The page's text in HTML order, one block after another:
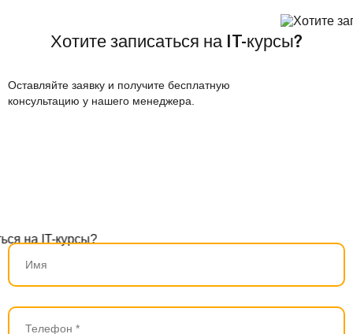
Хотите записаться на IT-курсы?
Оставляйте заявку и получите бесплатную
консультацию у нашего менеджера.